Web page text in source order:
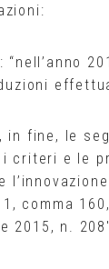
in fine, le
criteri e le
comma
2015, n.